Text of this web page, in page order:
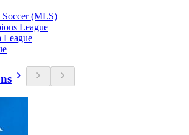
(MLS)
League
League